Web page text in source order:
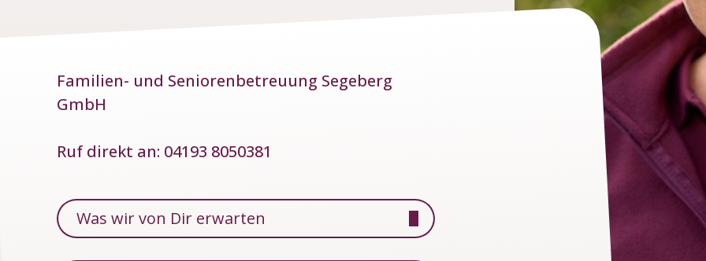
Familien- und Seniorenbetreuung Segeberg
GmbH
Ruf direkt an: 04193 8050381
Was wir von Dir erwarten